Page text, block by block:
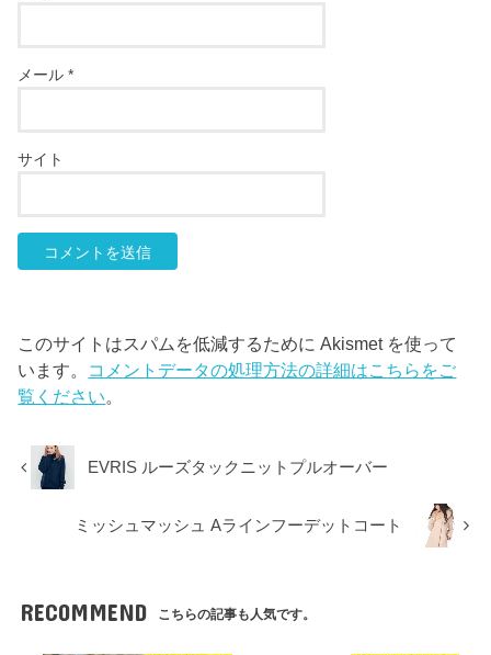
メール*
サイト
このサイトはスパムを低減するために Akismet を使って
います。 コメントデータの処理方法の詳細はこちらをご
覧ください。
EVRIS ルーズタックニットプルオーバー
ミッシュマッシュ Aラインフーデットコート
RECOMMEND こちらの記事も人気です。